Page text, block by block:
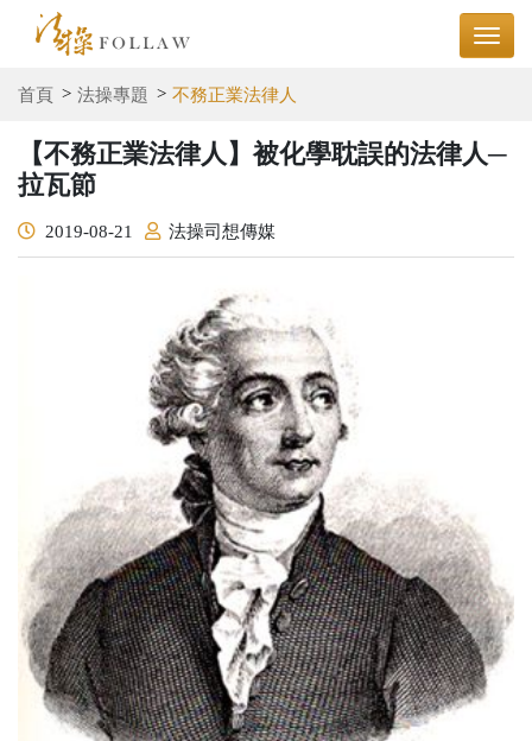
首頁 法操專題 不務正業法律人
【不務正業法律人】被化學耽誤的法律人─
拉瓦節
2019-08-21 法操司想傳媒